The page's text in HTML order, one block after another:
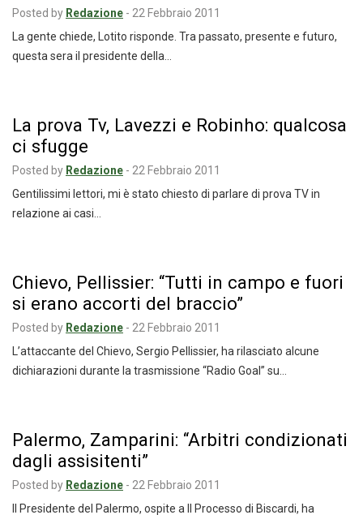
Posted by Redazione - 22 Febbraio 2011
La gente chiede, Lotito risponde. Tra passato, presente e futuro,
questa sera il presidente della…
La prova Tv, Lavezzi e Robinho: qualcosa
ci sfugge
Posted by Redazione - 22 Febbraio 2011
Gentilissimi lettori, mi è stato chiesto di parlare di prova TV in
relazione ai casi…
Chievo, Pellissier: “Tutti in campo e fuori
si erano accorti del braccio”
Posted by Redazione - 22 Febbraio 2011
L’attaccante del Chievo, Sergio Pellissier, ha rilasciato alcune
dichiarazioni durante la trasmissione “Radio Goal” su…
Palermo, Zamparini: “Arbitri condizionati
dagli assisitenti”
Posted by Redazione - 22 Febbraio 2011
Il Presidente del Palermo, ospite a Il Processo di Biscardi, ha